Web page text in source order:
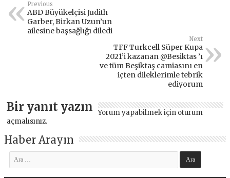
Previous
ABD Büyükelçisi Judith
Garber, Birkan Uzun’un
ailesine başsağlığı diledi
Next
TFF Turkcell Süper Kupa
2021’i kazanan @Besiktas ’ı
ve tüm Beşiktaş camiasını en
içten dileklerimle tebrik
ediyorum
Bir yanıt yazın Yorum yapabilmek için oturum
açmalısınız.
Haber Arayın